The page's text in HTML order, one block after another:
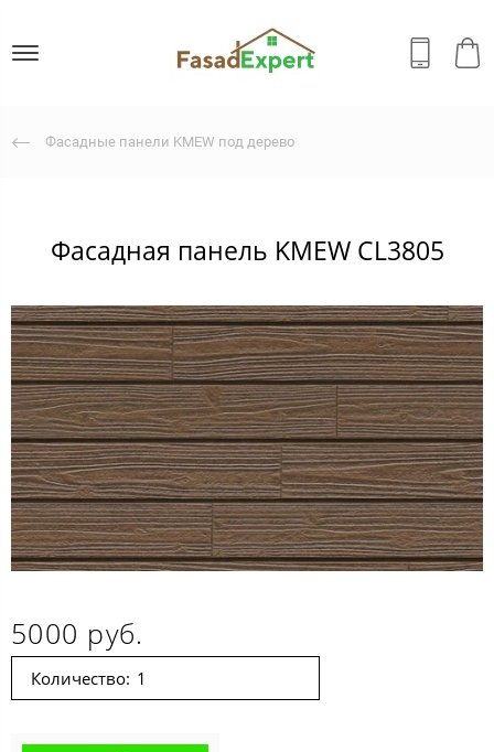
Фасадные панели KMEW под дерево
Фасадная панель KMEW CL3805
5000 руб.
Количество: